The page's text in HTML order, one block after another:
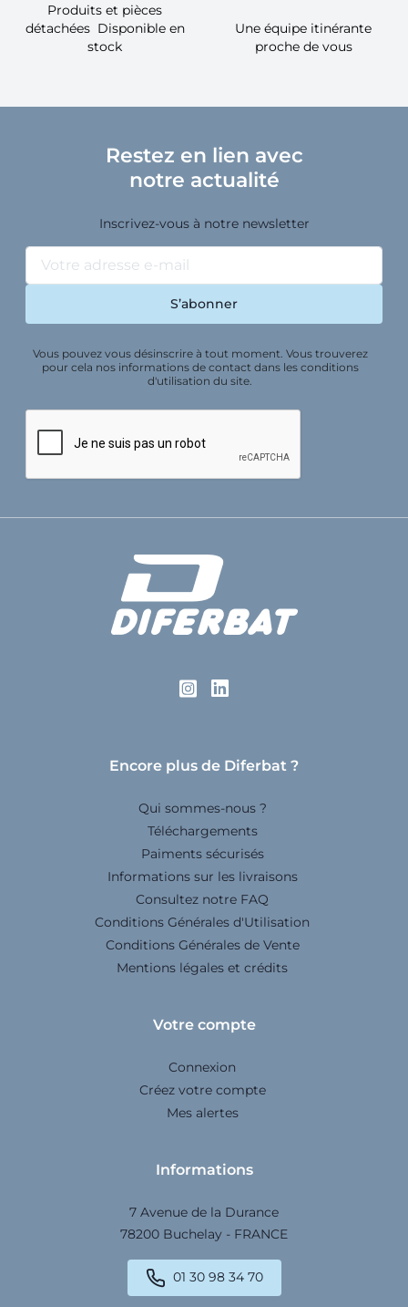
Produits et pièces
détachées Disponible en
stock
Une équipe itinérante
proche de vous
Restez en lien avec
notre actualité
Inscrivez-vous à notre newsletter
Vous pouvez vous désinscrire à tout moment. Vous trouverez
pour cela nos informations de contact dans les conditions
d'utilisation du site.
Encore plus de Diferbat ?
Qui sommes-nous ?
Téléchargements
Paiments sécurisés
Informations sur les livraisons
Consultez notre FAQ
Conditions Générales d'Utilisation
Conditions Générales de Vente
Mentions légales et crédits
Votre compte
Connexion
Créez votre compte
Mes alertes
Informations
7 Avenue de la Durance
78200 Buchelay - FRANCE
01 30 98 34 70